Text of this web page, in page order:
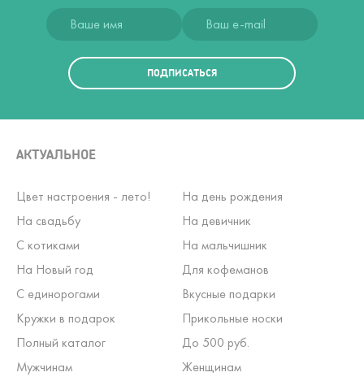
ПОДПИСАТЬСЯ
АКТУАЛЬНОЕ
Цвет настроения - лето!
На день рождения
На свадьбу
На девичник
С котиками
На мальчишник
На Новый год
Для кофеманов
С единорогами
Вкусные подарки
Кружки в подарок
Прикольные носки
Полный каталог
До 500 руб.
Мужчинам
Женщинам